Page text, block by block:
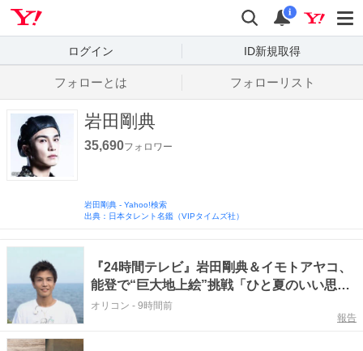
検索
通知
i
ログイン ID新規取得
フォローとは フォローリスト
岩田剛典
35,690フォロワー
岩田剛典 - Yahoo!検索
出典：日本タレント名鑑（VIPタイムズ社）
『24時間テレビ』岩田剛典＆イモトアヤコ、
能登で“巨大地上絵”挑戦「ひと夏のいい思い
出を」【コメント全文】
オリコン - 9時間前
報告